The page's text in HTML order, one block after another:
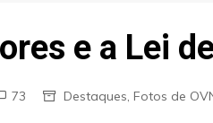
Hipótese
e a Lei
73 Destaques, Fotos de